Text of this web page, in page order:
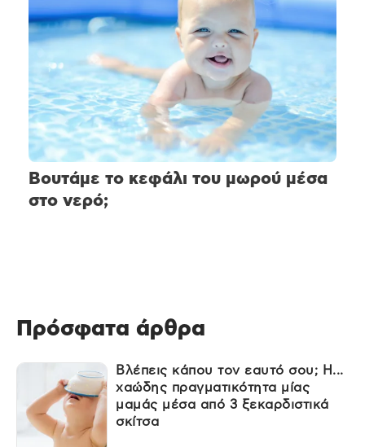
Βουτάμε το κεφάλι του μωρού μέσα
στο νερό;
Πρόσφατα άρθρα
Βλέπεις κάπου τον εαυτό σου; Η...
χαώδης πραγματικότητα μίας
μαμάς μέσα από 3 ξεκαρδιστικά
σκίτσα